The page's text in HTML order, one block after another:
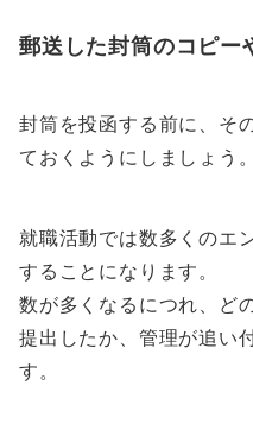
郵送した封筒のコピー
封筒を投函する前に、そ
ておくようにしましょう。
就職活動では数多くのエ
することになります。
数が多くなるにつれ、ど
提出したか、管理が追い
す。